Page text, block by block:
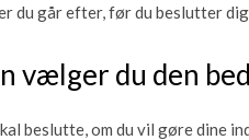
du går efter, før du beslutter
vælger du den
beslutte, om du vil gøre dine